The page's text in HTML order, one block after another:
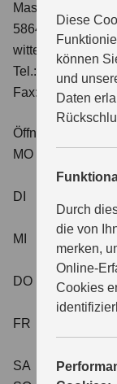
Diese
können
und
Daten
Durch
die von
merken,
Online-
Cookies
Masteweg 4
58640 Iserlohn
witte@suzuki-
Tel.: 02371-40123
Fax: 02371-
Öffnungszeiten
MO
13:00 -
DI
13:00 -
MI
13:00 -
DO
08:00 -
13:00 -
FR
SA